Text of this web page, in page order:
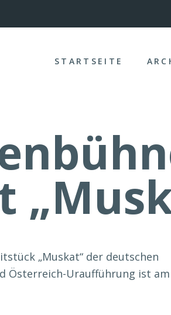
STARTSEITE
„Muskat“ der deutschen
Österreich-Uraufführung ist am